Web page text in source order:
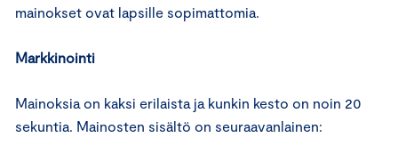
mainokset ovat lapsille sopimattomia.
Markkinointi
Mainoksia on kaksi erilaista ja kunkin kesto on noin 20
sekuntia. Mainosten sisältö on seuraavanlainen: